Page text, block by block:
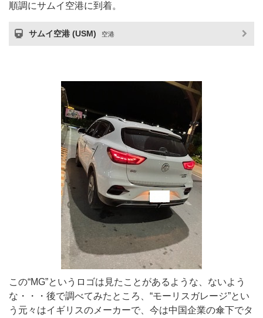
順調にサムイ空港に到着。
サムイ空港 (USM) 空港
この“MG”というロゴは見たことがあるような、ないよう
な・・・後で調べてみたところ、“モーリスガレージ”とい
う元々はイギリスのメーカーで、今は中国企業の傘下でタ